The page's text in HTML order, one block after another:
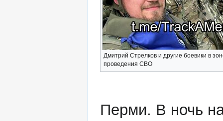
Дмитрий Стрелков и другие боевики в
проведения СВО
Перми. В ночь